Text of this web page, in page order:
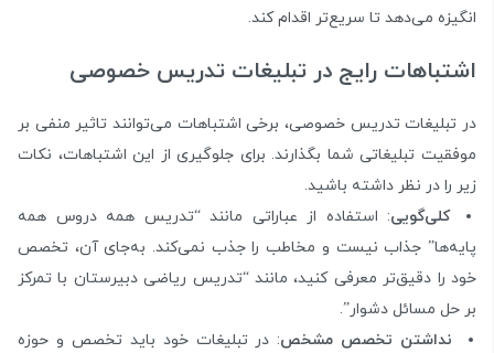
انگیزه می‌دهد تا سریع‌تر اقدام کند.
اشتباهات رایج در تبلیغات تدریس خصوصی
در تبلیغات تدریس خصوصی، برخی اشتباهات می‌توانند تاثیر منفی بر
موفقیت تبلیغاتی شما بگذارند. برای جلوگیری از این اشتباهات، نکات
زیر را در نظر داشته باشید.
کلی‌گویی: استفاده از عباراتی مانند “تدریس همه دروس همه
پایه‌ها” جذاب نیست و مخاطب را جذب نمی‌کند. به‌جای آن، تخصص
خود را دقیق‌تر معرفی کنید، مانند “تدریس ریاضی دبیرستان با تمرکز
بر حل مسائل دشوار”.
نداشتن تخصص مشخص: در تبلیغات خود باید تخصص و حوزه